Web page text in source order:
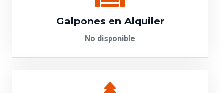
Galpones en Alquiler
No disponible